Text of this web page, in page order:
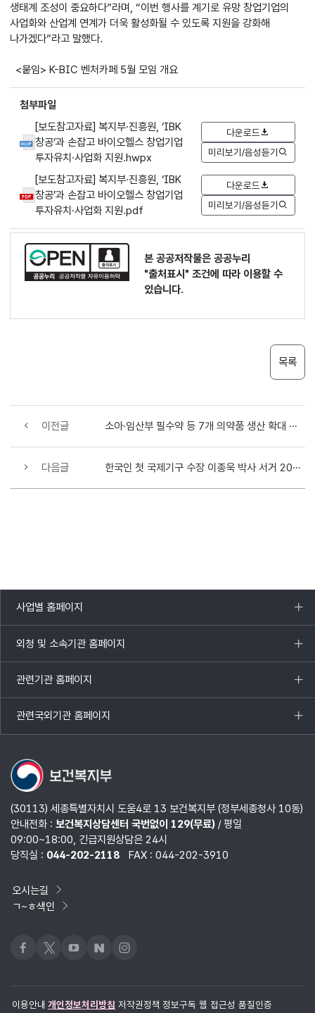
생태계 조성이 중요하다”라며, “이번 행사를 계기로 유망 창업기업의
사업화와 산업계 연계가 더욱 활성화될 수 있도록 지원을 강화해
나가겠다”라고 말했다.
<붙임> K-BIC 벤처카페 5월 모임 개요
첨부파일
[보도참고자료] 복지부·진흥원, ‘IBK
창공’과 손잡고 바이오헬스 창업기업
투자유치·사업화 지원.hwpx
다운로드
미리보기/음성듣기
[보도참고자료] 복지부·진흥원, ‘IBK
창공’과 손잡고 바이오헬스 창업기업
투자유치·사업화 지원.pdf
다운로드
미리보기/음성듣기
본 공공저작물은 공공누리
"출처표시" 조건에 따라 이용할 수
있습니다.
목록
이전글 소아·임산부 필수약 등 7개 의약품 생산 확대 및 재개 지원
다음글 한국인 첫 국제기구 수장 이종욱 박사 서거 20주기, WHO서 6개국 공동 추모
사업별 홈페이지
목록
열기
외청 및 소속기관 홈페이지
목록
열기
관련기관 홈페이지
목록
열기
관련국외기관 홈페이지
목록
열기
(30113) 세종특별자치시 도움4로 13 보건복지부 (정부세종청사 10동)
안내전화 : 보건복지상담센터 국번없이 129(무료)/ 평일
09:00~18:00, 긴급지원상담은 24시
당직실 : 044-202-2118 FAX : 044-202-3910
오시는길
ㄱ~ㅎ색인
페이스북
x 유튜브네이버블로그
인스타그램
이용안내 개인정보처리방침 저작권정책 정보구독 웹 접근성 품질인증